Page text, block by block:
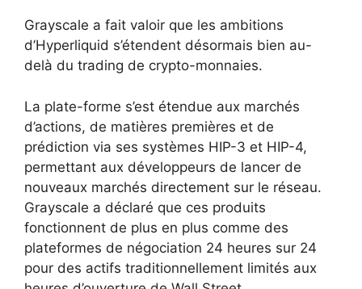
Grayscale a fait valoir que les ambitions
d’Hyperliquid s’étendent désormais bien au-
delà du trading de crypto-monnaies.
La plate-forme s’est étendue aux marchés
d’actions, de matières premières et de
prédiction via ses systèmes HIP-3 et HIP-4,
permettant aux développeurs de lancer de
nouveaux marchés directement sur le réseau.
Grayscale a déclaré que ces produits
fonctionnent de plus en plus comme des
plateformes de négociation 24 heures sur 24
pour des actifs traditionnellement limités aux